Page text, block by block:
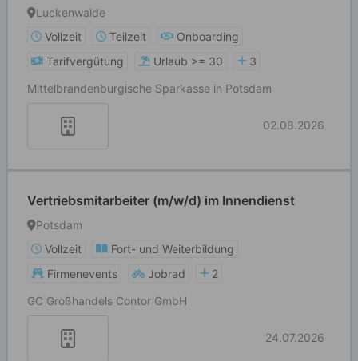
Luckenwalde
Vollzeit
Teilzeit
Onboarding
Tarifvergütung
Urlaub >= 30
3
Mittelbrandenburgische Sparkasse in Potsdam
02.08.2026
Vertriebsmitarbeiter (m/w/d) im Innendienst
Potsdam
Vollzeit
Fort- und Weiterbildung
Firmenevents
Jobrad
2
GC Großhandels Contor GmbH
24.07.2026